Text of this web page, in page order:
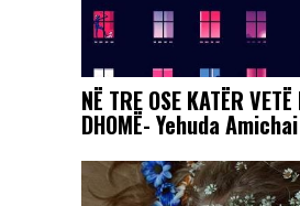
NË TRE OSE KATËR VETË
DHOMË- Yehuda Amichai